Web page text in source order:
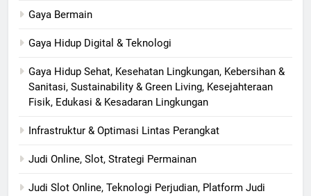
Gaya Bermain
Gaya Hidup Digital & Teknologi
Gaya Hidup Sehat, Kesehatan Lingkungan, Kebersihan &
Sanitasi, Sustainability & Green Living, Kesejahteraan
Fisik, Edukasi & Kesadaran Lingkungan
Infrastruktur & Optimasi Lintas Perangkat
Judi Online, Slot, Strategi Permainan
Judi Slot Online, Teknologi Perjudian, Platform Judi